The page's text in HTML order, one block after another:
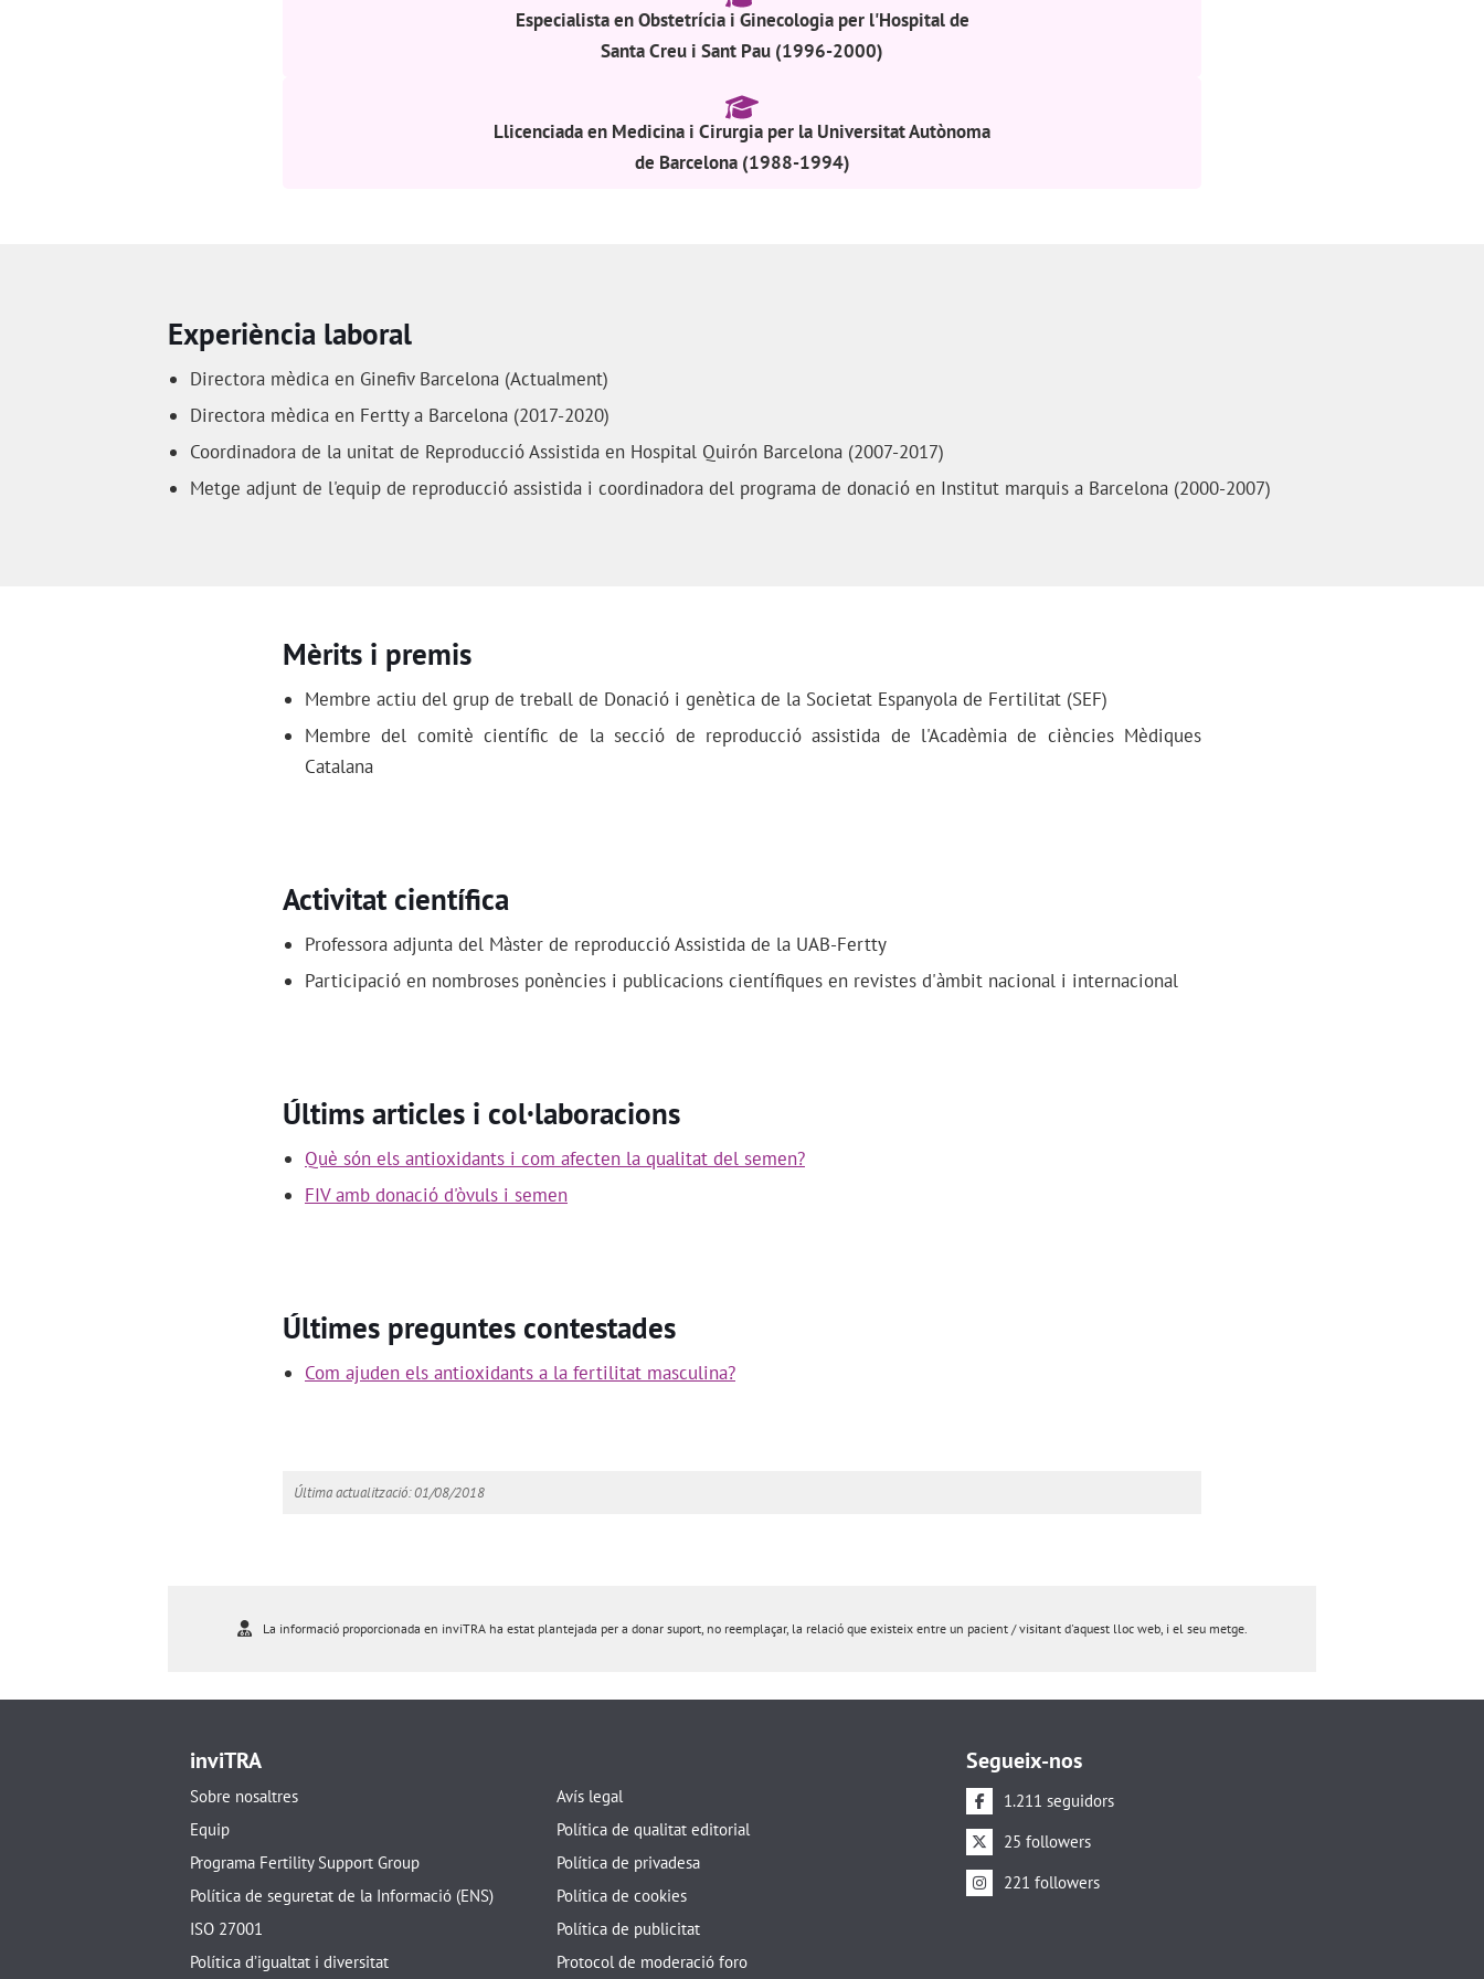
Especialista en Obstetrícia i Ginecologia per l'Hospital de
Santa Creu i Sant Pau (1996-2000)
Llicenciada en Medicina i Cirurgia per la Universitat Autònoma
de Barcelona (1988-1994)
Experiència laboral
Directora mèdica en Ginefiv Barcelona (Actualment)
Directora mèdica en Fertty a Barcelona (2017-2020)
Coordinadora de la unitat de Reproducció Assistida en Hospital Quirón Barcelona (2007-2017)
Metge adjunt de l'equip de reproducció assistida i coordinadora del programa de donació en Institut marquis a Barcelona (2000-2007)
Mèrits i premis
Membre actiu del grup de treball de Donació i genètica de la Societat Espanyola de Fertilitat (SEF)
Membre del comitè científic de la secció de reproducció assistida de l'Acadèmia de ciències Mèdiques
Catalana
Activitat científica
Professora adjunta del Màster de reproducció Assistida de la UAB-Fertty
Participació en nombroses ponències i publicacions científiques en revistes d'àmbit nacional i internacional
Últims articles i col·laboracions
Què són els antioxidants i com afecten la qualitat del semen?
FIV amb donació d'òvuls i semen
Últimes preguntes contestades
Com ajuden els antioxidants a la fertilitat masculina?
Última actualització: 01/08/2018
La informació proporcionada en inviTRA ha estat plantejada per a donar suport, no reemplaçar, la relació que existeix entre un pacient / visitant d'aquest lloc web, i el seu metge.
inviTRA
Sobre nosaltres
Equip
Programa Fertility Support Group
Política de seguretat de la Informació (ENS)
ISO 27001
Política d’igualtat i diversitat
Avís legal
Política de qualitat editorial
Política de privadesa
Política de cookies
Política de publicitat
Protocol de moderació foro
Segueix-nos
1.211 seguidors
25 followers
221 followers